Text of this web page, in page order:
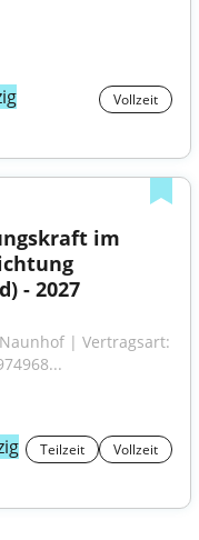
Vollzeit
- 2027
| Vertragsart:
Teilzeit Vollzeit